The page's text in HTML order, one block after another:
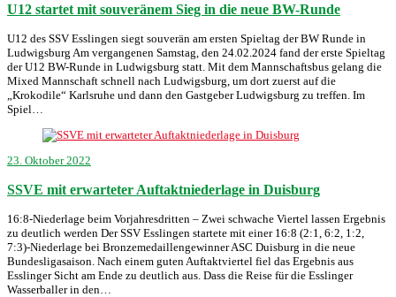
U12 startet mit souveränem Sieg in die neue BW-Runde
U12 des SSV Esslingen siegt souverän am ersten Spieltag der BW Runde in
Ludwigsburg Am vergangenen Samstag, den 24.02.2024 fand der erste Spieltag
der U12 BW-Runde in Ludwigsburg statt. Mit dem Mannschaftsbus gelang die
Mixed Mannschaft schnell nach Ludwigsburg, um dort zuerst auf die
„Krokodile“ Karlsruhe und dann den Gastgeber Ludwigsburg zu treffen. Im
Spiel…
23. Oktober 2022
SSVE mit erwarteter Auftaktniederlage in Duisburg
16:8-Niederlage beim Vorjahresdritten – Zwei schwache Viertel lassen Ergebnis
zu deutlich werden Der SSV Esslingen startete mit einer 16:8 (2:1, 6:2, 1:2,
7:3)-Niederlage bei Bronzemedaillengewinner ASC Duisburg in die neue
Bundesligasaison. Nach einem guten Auftaktviertel fiel das Ergebnis aus
Esslinger Sicht am Ende zu deutlich aus. Dass die Reise für die Esslinger
Wasserballer in den…